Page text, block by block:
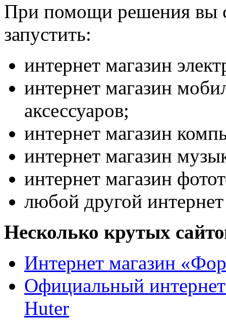
При помощи решения вы
запустить:
интернет магазин
интернет магазин
аксессуаров;
интернет магазин
интернет магазин
интернет магазин
любой другой
Несколько крутых
Интернет магазин
Официальный
Huter